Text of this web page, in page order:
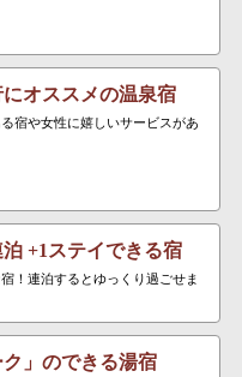
オススメの温泉宿
宿や女性に嬉しいサービスがあ
+1ステイできる宿
！連泊するとゆっくり過ごせま
ク」のできる湯宿